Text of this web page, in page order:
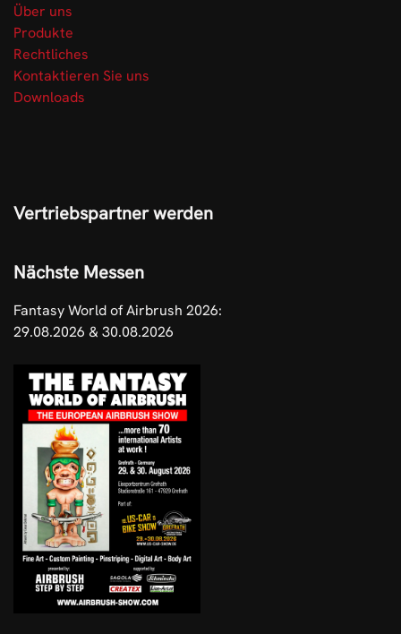
Über uns
Produkte
Rechtliches
Kontaktieren Sie uns
Downloads
Vertriebspartner werden
Nächste Messen
Fantasy World of Airbrush 2026:
29.08.2026 & 30.08.2026